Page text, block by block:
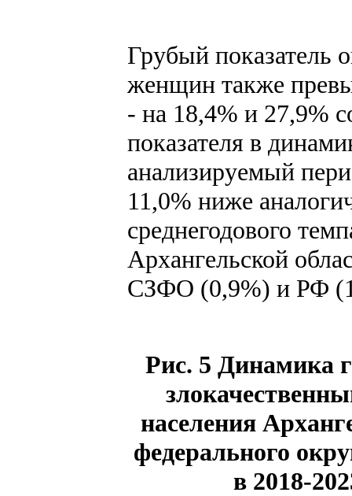
Грубый показатель
женщин также
- на 18,4% и 27,9%
показателя в
анализируемый
11,0% ниже
среднегодового
Архангельской
СЗФО (0,9%) и РФ
Рис. 5 Динамика
населения
федерального
в 2018-